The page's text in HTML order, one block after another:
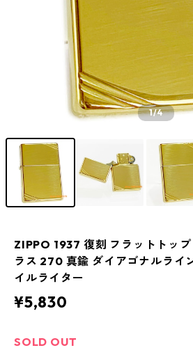
1/4
ZIPPO 1937 復刻 フラットトッ
ラス 270 真鍮 ダイアゴナルライ
イルライター
¥5,830
SOLD OUT